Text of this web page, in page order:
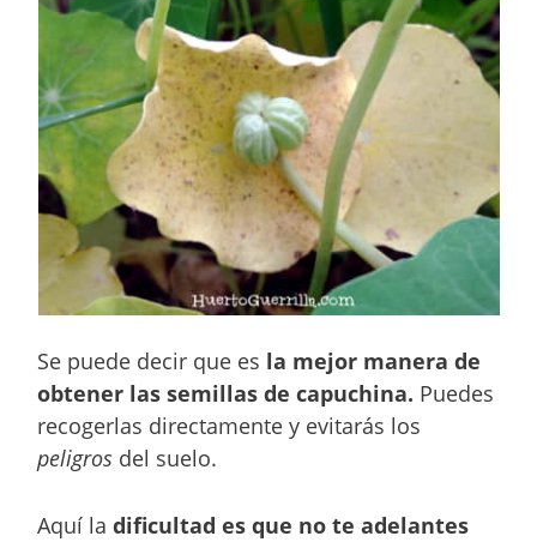
Se puede decir que es la mejor manera de
obtener las semillas de capuchina. Puedes
recogerlas directamente y evitarás los
peligros del suelo.
Aquí la dificultad es que no te adelantes